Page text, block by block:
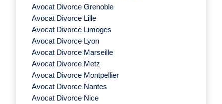
Avocat Divorce Grenoble
Avocat Divorce Lille
Avocat Divorce Limoges
Avocat Divorce Lyon
Avocat Divorce Marseille
Avocat Divorce Metz
Avocat Divorce Montpellier
Avocat Divorce Nantes
Avocat Divorce Nice